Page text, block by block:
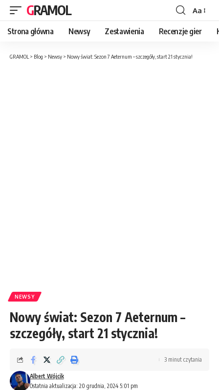
GRAMOL Aa
Strona główna Newsy Zestawienia Recenzje gier
GRAMOL > Blog > Newsy > Nowy świat: Sezon 7 Aeternum – szczegóły, start 21 stycznia!
NEWSY
Nowy świat: Sezon 7 Aeternum –
szczegóły, start 21 stycznia!
Ostatnia aktualizacja: 20 grudnia, 2024 5:01 pm
Albert Wójcik
3 minut czytania